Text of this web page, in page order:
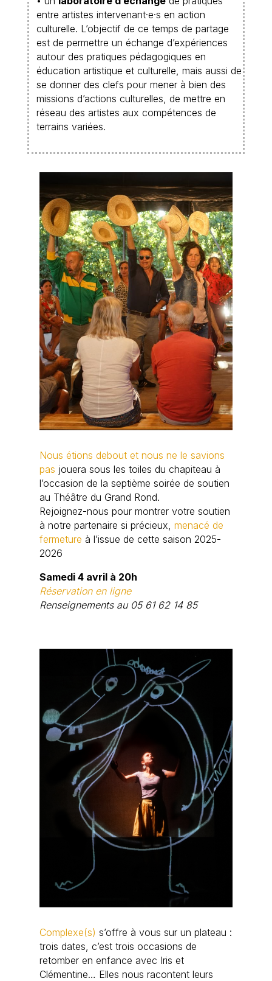
entre artistes intervenant·e·s en action
culturelle. L’objectif de ce temps de partage
est de permettre un échange d’expériences
autour des pratiques pédagogiques en
éducation artistique et culturelle, mais aussi de
se donner des clefs pour mener à bien des
missions d’actions culturelles, de mettre en
réseau des artistes aux compétences de
terrains variées.
Nous étions debout et nous ne le savions
pas jouera sous les toiles du chapiteau à
l’occasion de la septième soirée de soutien
au Théâtre du Grand Rond.
Rejoignez-nous pour montrer votre soutien
à notre partenaire si précieux, menacé de
fermeture à l’issue de cette saison 2025-
2026
Samedi 4 avril à 20h
Réservation en ligne
Renseignements au 05 61 62 14 85
Complexe(s) s’offre à vous sur un plateau :
trois dates, c’est trois occasions de
retomber en enfance avec Iris et
Clémentine… Elles nous racontent leurs